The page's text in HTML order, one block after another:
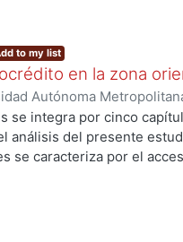
to my list
en la zona
Autónoma
de Información.,2022-
se integra por cinco
análisis del presente
se caracteriza por el